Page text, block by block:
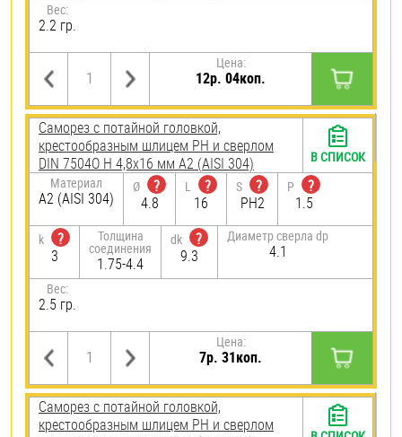
Вес:
2.2 гр.
Цена:
12р. 04коп.
Саморез с потайной головкой,
крестообразным шлицем PH и сверлом
DIN 7504O H 4,8х16 мм А2 (AISI 304)
Материал
А2 (AISI 304)
Ø
?
4.8
L
?
16
S
?
PH2
P
?
1.5
k
?
3
Толщина
соединения
1.75-4.4
dk
?
9.3
Диаметр сверла dp
4.1
Вес:
2.5 гр.
Цена:
7р. 31коп.
В СПИСОК
Саморез с потайной головкой,
крестообразным шлицем PH и сверлом